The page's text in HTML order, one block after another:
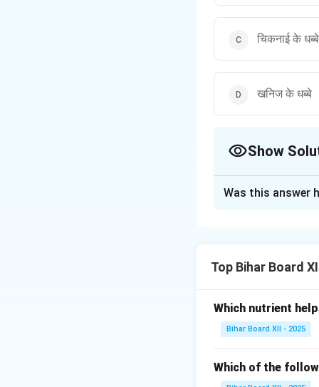
चिकनाई के धब्बे
खनिज के धब्बे
Show
से उत्पन्न होते हैं, और
जाए। इसके विपरीत,
रंगीन होते हैं और इनमें
प्राणिज धब्बे होते
के धब्बे आमतौर पर
Was this answer
Top Bihar Board
Which nutrient
Bihar Board XII - 2025
Which of the